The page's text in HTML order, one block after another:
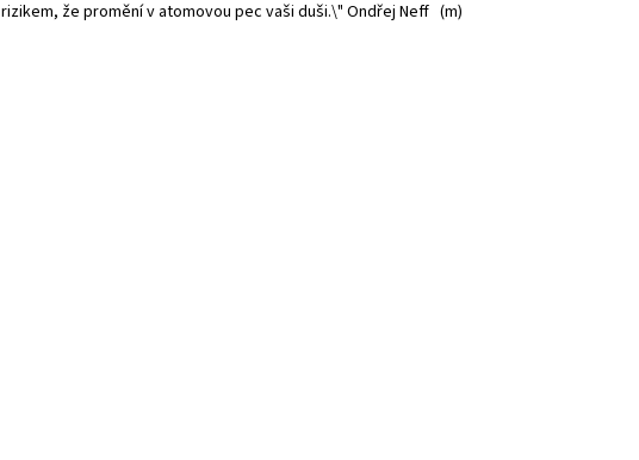
rizikem, že promění v atomovou pec vaši duši.\" Ondřej Neff (m)